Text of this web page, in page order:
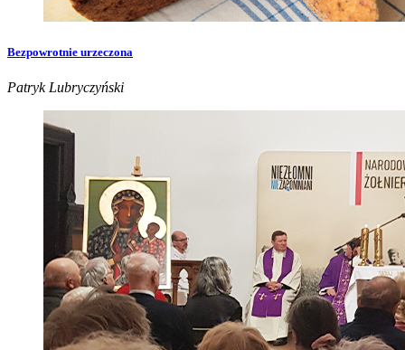
Bezpowrotnie urzeczona
Patryk Lubryczyński